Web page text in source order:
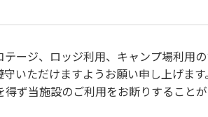
ージ、ロッジ利用、キャンプ場利用
いただけますようお願い申し上げます。
ず当施設のご利用をお断りすることが